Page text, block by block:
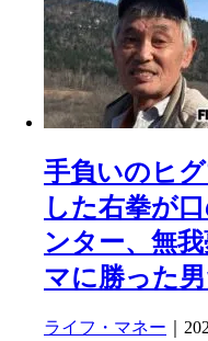
手負いのヒ
した右拳が
ンター、無
マに勝った男
ライフ・マネー ｜